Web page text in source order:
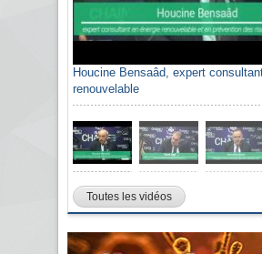
Houcine Bensaâd, expert
renouvelable
Toutes les vidéos